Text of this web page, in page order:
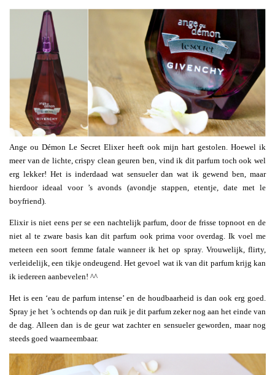
Ange ou Démon Le Secret Elixer heeft ook mijn hart gestolen. Hoewel ik
meer van de lichte, crispy clean geuren ben, vind ik dit parfum toch ook wel
erg lekker! Het is inderdaad wat sensueler dan wat ik gewend ben, maar
hierdoor ideaal voor ’s avonds (avondje stappen, etentje, date met le
boyfriend).
Elixir is niet eens per se een nachtelijk parfum, door de frisse topnoot en de
niet al te zware basis kan dit parfum ook prima voor overdag. Ik voel me
meteen een soort femme fatale wanneer ik het op spray. Vrouwelijk, flirty,
verleidelijk, een tikje ondeugend. Het gevoel wat ik van dit parfum krijg kan
ik iedereen aanbevelen! ^^
Het is een ‘eau de parfum intense’ en de houdbaarheid is dan ook erg goed.
Spray je het ’s ochtends op dan ruik je dit parfum zeker nog aan het einde van
de dag. Alleen dan is de geur wat zachter en sensueler geworden, maar nog
steeds goed waarneembaar.